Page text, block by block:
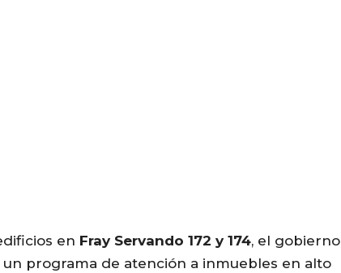
en Fray Servando 172 y 174, el gobierno
programa de atención a inmuebles en alto